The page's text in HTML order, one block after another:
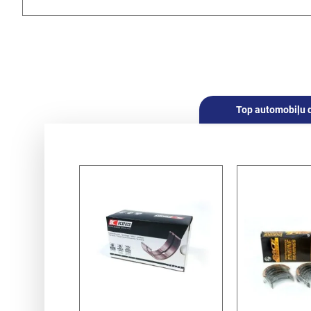
Top automobiļu